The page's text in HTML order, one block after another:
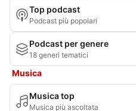
Top podcast
Podcast più popolari
Podcast per genere
18 generi tematici
Musica
Musica top
Musica più ascoltata